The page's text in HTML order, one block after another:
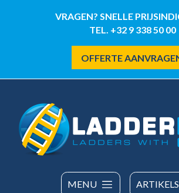
VRAGEN? SNELLE
TEL. +32 9 338 50 00
OFFERTE
MENU ARTIKELS